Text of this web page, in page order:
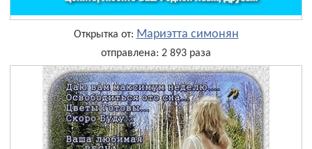
Открытка от: Мариэтта симонян
отправлена: 2 893 раза